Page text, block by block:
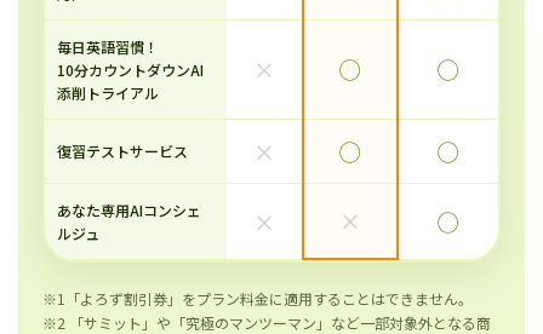
毎日英語習慣！
10分カウントダウンAI
添削トライアル
× ◯ ◯
復習テストサービス × ◯ ◯
あなた専用AIコンシェ
ルジュ
× × ◯
※1「よろず割引券」をプラン料金に適用することはできません。
※2 「サミット」や「究極のマンツーマン」など一部対象外となる商